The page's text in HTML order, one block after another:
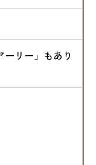
リー」もあり